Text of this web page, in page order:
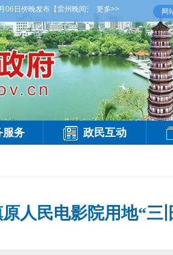
日傍晚发布【雷州晚间天气】今晚到明天白天，
更多>> 网
服务 政民互动
人民电影院用地“三